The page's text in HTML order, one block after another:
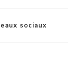
sociaux